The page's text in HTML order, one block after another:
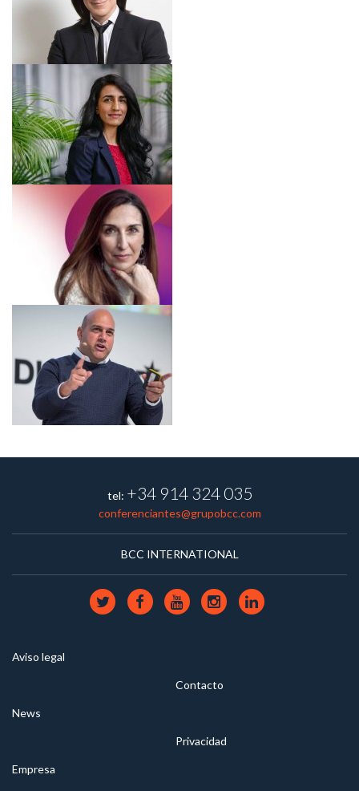
tel: +34 914 324 035
conferenciantes@grupobcc.com
BCC INTERNATIONAL
Aviso legal
Contacto
News
Privacidad
Empresa